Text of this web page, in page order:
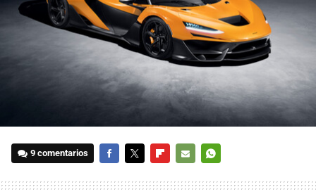
9 comentarios